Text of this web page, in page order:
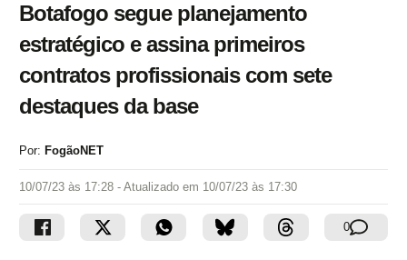
Botafogo segue planejamento
estratégico e assina primeiros
contratos profissionais com sete
destaques da base
Por: FogãoNET
10/07/23 às 17:28 - Atualizado em 10/07/23 às 17:30
0